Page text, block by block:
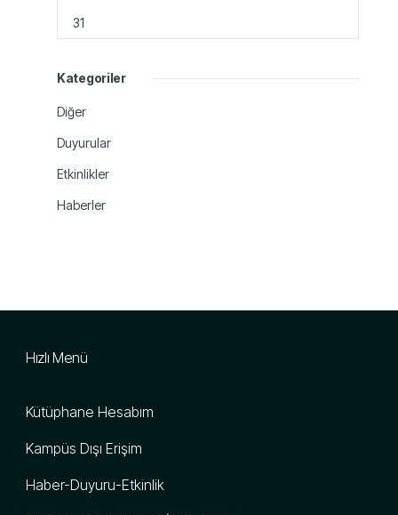
31
Kategoriler
Diğer
Duyurular
Etkinlikler
Haberler
Hızlı Menü
Kütüphane Hesabım
Kampüs Dışı Erişim
Haber-Duyuru-Etkinlik